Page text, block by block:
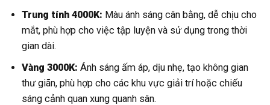
Trung tính 4000K: Màu ánh sáng cân bằng, dễ chịu cho
mắt, phù hợp cho việc tập luyện và sử dụng trong thời
gian dài.
Vàng 3000K: Ánh sáng ấm áp, dịu nhẹ, tạo không gian
thư giãn, phù hợp cho các khu vực giải trí hoặc chiếu
sáng cảnh quan xung quanh sân.